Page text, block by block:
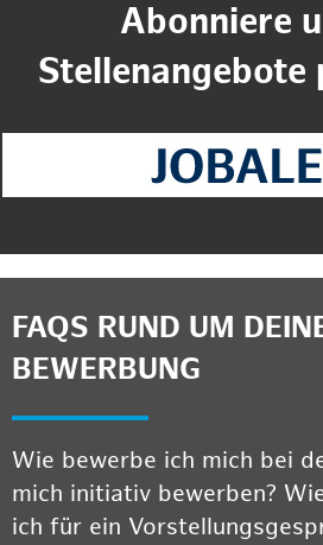
Abonniere
Stellenangebote
FAQS RUND UM
BEWERBUNG
Wie bewerbe ich mich bei
mich initiativ bewerben?
ich für ein